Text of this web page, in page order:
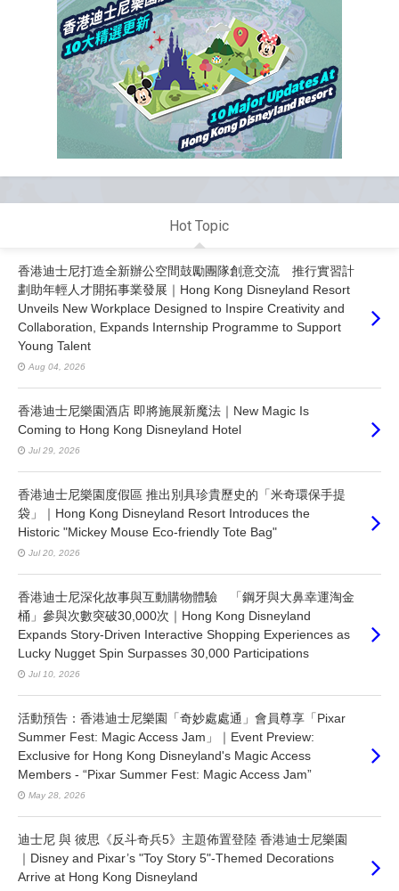
Hot Topic
香港迪士尼打造全新辦公空間鼓勵團隊創意交流 推行實習計
劃助年輕人才開拓事業發展｜Hong Kong Disneyland Resort
Unveils New Workplace Designed to Inspire Creativity and
Collaboration, Expands Internship Programme to Support
Young Talent
Aug 04, 2026
香港迪士尼樂園酒店 即將施展新魔法｜New Magic Is
Coming to Hong Kong Disneyland Hotel
Jul 29, 2026
香港迪士尼樂園度假區 推出別具珍貴歷史的「米奇環保手提
袋」｜Hong Kong Disneyland Resort Introduces the
Historic "Mickey Mouse Eco-friendly Tote Bag"
Jul 20, 2026
香港迪士尼深化故事與互動購物體驗 「鋼牙與大鼻幸運淘金
桶」參與次數突破30,000次｜Hong Kong Disneyland
Expands Story-Driven Interactive Shopping Experiences as
Lucky Nugget Spin Surpasses 30,000 Participations
Jul 10, 2026
活動預告：香港迪士尼樂園「奇妙處處通」會員尊享「Pixar
Summer Fest: Magic Access Jam」｜Event Preview:
Exclusive for Hong Kong Disneyland's Magic Access
Members - “Pixar Summer Fest: Magic Access Jam”
May 28, 2026
迪士尼 與 彼思《反斗奇兵5》主題佈置登陸 香港迪士尼樂園
｜Disney and Pixar’s "Toy Story 5"-Themed Decorations
Arrive at Hong Kong Disneyland